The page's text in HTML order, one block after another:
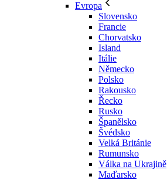
Evropa
Slovensko
Francie
Chorvatsko
Island
Itálie
Německo
Polsko
Rakousko
Řecko
Rusko
Španělsko
Švédsko
Velká Británie
Rumunsko
Válka na Ukrajině
Maďarsko